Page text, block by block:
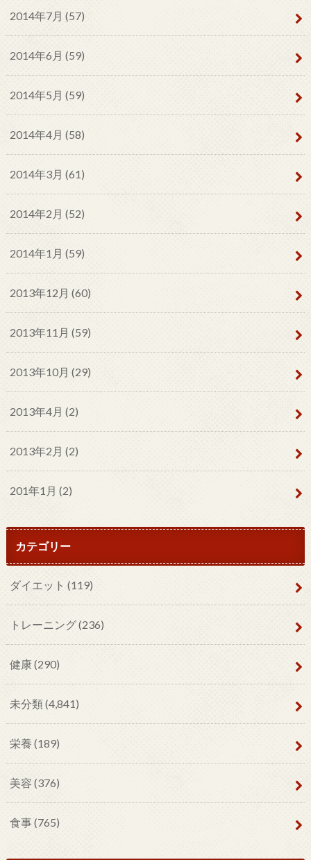
2014年7月 (57)
2014年6月 (59)
2014年5月 (59)
2014年4月 (58)
2014年3月 (61)
2014年2月 (52)
2014年1月 (59)
2013年12月 (60)
2013年11月 (59)
2013年10月 (29)
2013年4月 (2)
2013年2月 (2)
201年1月 (2)
カテゴリー
ダイエット (119)
トレーニング(236)
健康(290)
未分類(4,841)
栄養 (189)
美容 (376)
食事(765)